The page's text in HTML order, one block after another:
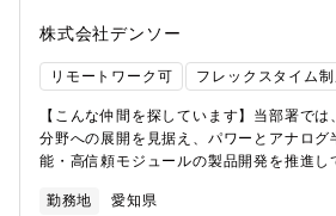
株式会社デンソー
リモートワーク可 フレックスタイム
【こんな仲間を探しています】当部署で
分野への展開を見据え、パワーとアナログ
能・高信頼モジュールの製品開発を推進し
に取り組んでいます。回路・素子設計メン
勤務地 愛知県